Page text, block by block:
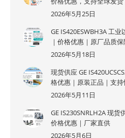
2026年5月25日
GE IS420ESWBH3A 工
｜价格优惠｜原厂品质
2026年5月18日
现货供应 GE
格优惠｜原装正品｜支
2026年5月11日
GE IS230SNRLH2A 现货
价格优惠｜厂家直供
2026年5月6日